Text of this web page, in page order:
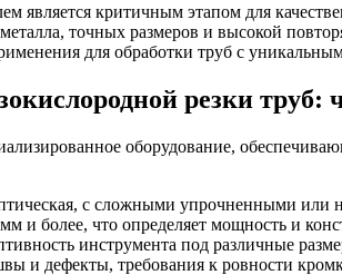
является критичным этапом для
точных размеров и высокой
для обработки труб с
резки труб:
оборудование,
с сложными упрочненными или
и более, что определяет мощность и
инструмента под различные
и дефекты, требования к ровности